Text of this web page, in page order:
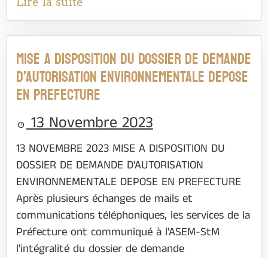
MISE A DISPOSITION DU DOSSIER DE DEMANDE
D’AUTORISATION ENVIRONNEMENTALE DEPOSE
EN PREFECTURE
13 Novembre 2023
13 NOVEMBRE 2023 MISE A DISPOSITION DU
DOSSIER DE DEMANDE D'AUTORISATION
ENVIRONNEMENTALE DEPOSE EN PREFECTURE
Après plusieurs échanges de mails et
communications téléphoniques, les services de la
Préfecture ont communiqué à l'ASEM-StM
l'intégralité du dossier de demande